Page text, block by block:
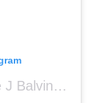
Una publicación compartida de J Balvin (@jbalvin)